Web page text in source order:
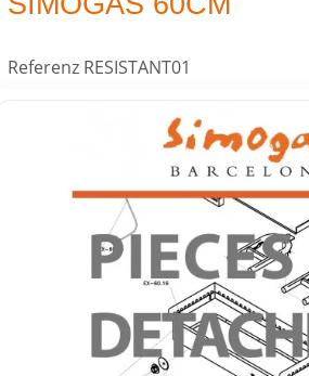
Referenz RESISTANT01